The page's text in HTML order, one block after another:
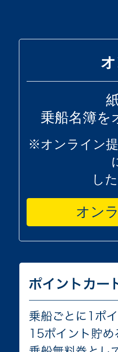
乗船名簿を
※オンライン
し
オン